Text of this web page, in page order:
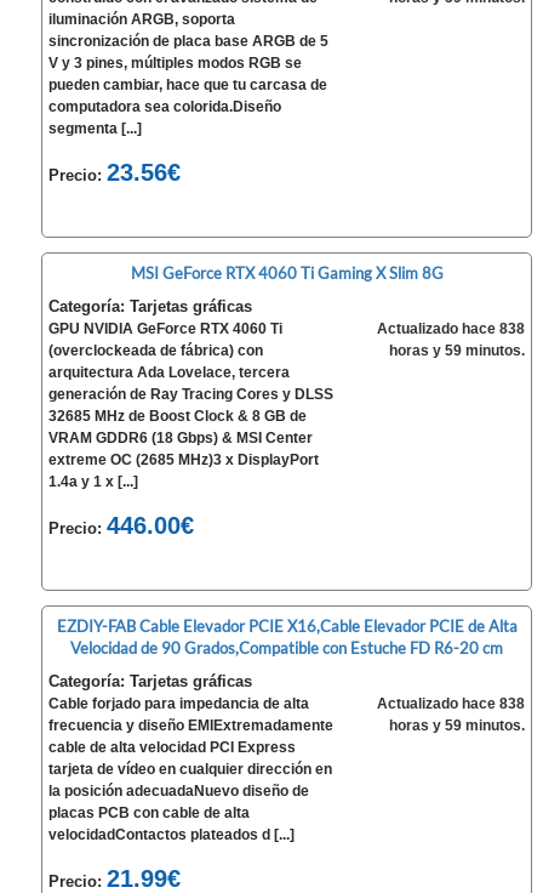
iluminación ARGB, soporta
sincronización de placa base ARGB de 5
V y 3 pines, múltiples modos RGB se
pueden cambiar, hace que tu carcasa de
computadora sea colorida.Diseño
segmenta [...]
Precio:23.56€
MSI GeForce RTX 4060 Ti Gaming X Slim 8G
Categoría: Tarjetas gráficas
GPU NVIDIA GeForce RTX 4060 Ti
(overclockeada de fábrica) con
arquitectura Ada Lovelace, tercera
generación de Ray Tracing Cores y DLSS
32685 MHz de Boost Clock & 8 GB de
VRAM GDDR6 (18 Gbps) & MSI Center
extreme OC (2685 MHz)3 x DisplayPort
1.4a y 1 x [...]
Precio:446.00€
Actualizado hace 838
horas y 59 minutos.
EZDIY-FAB Cable Elevador PCIE X16,Cable Elevador PCIE de Alta
Velocidad de 90 Grados,Compatible con Estuche FD R6-20 cm
Categoría: Tarjetas gráficas
Cable forjado para impedancia de alta
frecuencia y diseño EMIExtremadamente
cable de alta velocidad PCI Express
tarjeta de vídeo en cualquier dirección en
la posición adecuadaNuevo diseño de
placas PCB con cable de alta
velocidadContactos plateados d [...]
Precio:21.99€
Actualizado hace 838
horas y 59 minutos.